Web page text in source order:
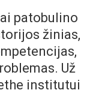
patobulino
žinias,
Už
institutui